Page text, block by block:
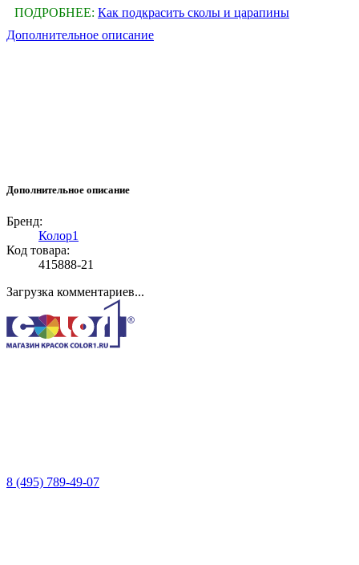
ПОДРОБНЕЕ: Как подкрасить сколы и царапины
Дополнительное описание
Дополнительное описание
Бренд:
Колор1
Код товара:
415888-21
Загрузка комментариев...
8 (495) 789-49-07